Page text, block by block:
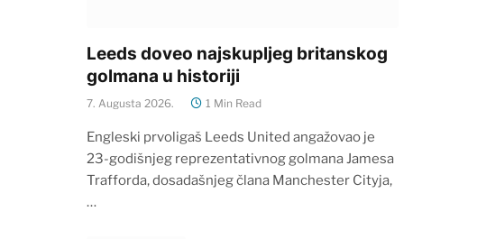
Leeds doveo najskupljeg britanskog
golmana u historiji
7. Augusta 2026. 1 Min Read
Engleski prvoligaš Leeds United angažovao je
23-godišnjeg reprezentativnog golmana Jamesa
Trafforda, dosadašnjeg člana Manchester Cityja,
…